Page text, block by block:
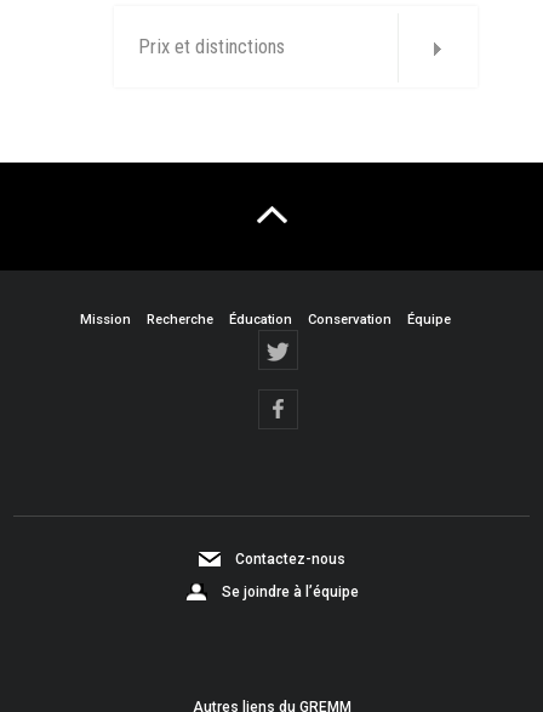
Prix et distinctions
Mission Recherche Éducation Conservation Équipe
Contactez-nous
Se joindre à l’équipe
Autres liens du GREMM